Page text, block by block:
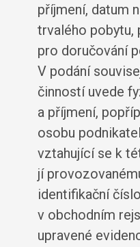
příjmení, datum
trvalého pobytu,
pro doručování
V podání
činností uvede
a příjmení,
osobu
vztahující se k
jí
identifikační
v obchodním
upravené